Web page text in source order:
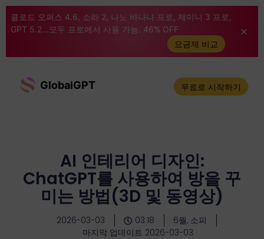
클로드 오퍼스 4.6, 소라 2, 나노 바나나 프로, 제미니 3 프로,
GPT 5.2...모두 프로에서 사용 가능. 46% OFF
요금제 비교
GlobalGPT 무료로 시작하기
AI 인테리어 디자인:
ChatGPT를 사용하여 방을 꾸
미는 방법(3D 및 동영상)
2026-03-03 03:18
6월, 소피
마지막 업데이트 2026-03-03